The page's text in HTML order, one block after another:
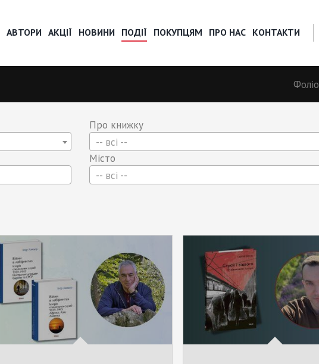
АВТОРИ АКЦІЇ НОВИНИ ПОДІЇ ПОКУПЦЯМ ПРО НАС КОНТАКТИ
Фоліо
Про книжку
-- всі --
Місто
-- всі --